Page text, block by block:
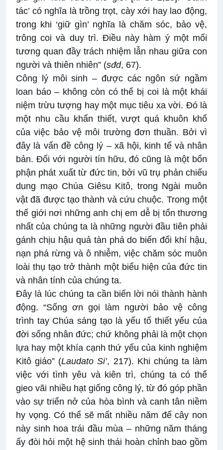
tác’ có nghĩa là trồng trọt, cày xới hay lao động,
trong khi ‘giữ gìn’ nghĩa là chăm sóc, bảo vệ,
trông coi và duy trì. Điều này hàm ý một mối
tương quan đầy trách nhiệm lẫn nhau giữa con
người và thiên nhiên” (sđd, 67).
Công lý môi sinh – được các ngôn sứ ngầm
loan báo – không còn có thể bị coi là một khái
niệm trừu tượng hay một mục tiêu xa vời. Đó là
một nhu cầu khẩn thiết, vượt quá khuôn khổ
của việc bảo vệ môi trường đơn thuần. Bởi vì
đây là vấn đề công lý – xã hội, kinh tế và nhân
bản. Đối với người tín hữu, đó cũng là một bổn
phận phát xuất từ đức tin, bởi vũ trụ phản chiếu
dung mạo Chúa Giêsu Kitô, trong Ngài muôn
vật đã được tạo thành và cứu chuộc. Trong một
thế giới nơi những anh chị em dễ bị tổn thương
nhất của chúng ta là những người đầu tiên phải
gánh chịu hậu quả tàn phá do biến đổi khí hậu,
nạn phá rừng và ô nhiễm, việc chăm sóc muôn
loài thụ tạo trở thành một biểu hiện của đức tin
và nhân tính của chúng ta.
Đây là lúc chúng ta cần biến lời nói thành hành
động. “Sống ơn gọi làm người bảo vệ công
trình tay Chúa sáng tạo là yếu tố thiết yếu của
đời sống nhân đức; chứ không phải là một chọn
lựa hay một khía cạnh thứ yếu của kinh nghiệm
Kitô giáo” (Laudato Si’, 217). Khi chúng ta làm
việc với tình yêu và kiên trì, chúng ta có thể
gieo vãi nhiều hạt giống công lý, từ đó góp phần
vào sự triển nở của hòa bình và canh tân niềm
hy vọng. Có thể sẽ mất nhiều năm để cây non
này sinh hoa trái đầu mùa – những năm tháng
ấy đòi hỏi một hệ sinh thái hoàn chỉnh bao gồm